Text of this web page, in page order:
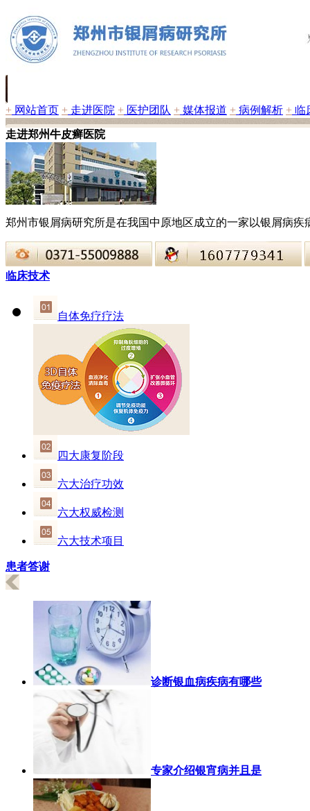
+ 网站首页 + 走进医院 + 医护团队 + 媒体报道 + 病例解析 + 临
走进郑州牛皮癣医院
郑州市银屑病研究所是在我国中原地区成立的一家以银屑病疾
临床技术
自体免疗疗法
四大康复阶段
六大治疗功效
六大权威检测
六大技术项目
患者答谢
诊断银血病疾病有哪些
专家介绍银宵病并且是